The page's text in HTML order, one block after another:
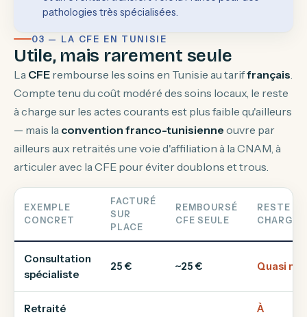
pathologies très spécialisées.
03 — LA CFE EN TUNISIE
Utile, mais rarement seule
La CFE rembourse les soins en Tunisie au tariffrançais.
Compte tenu du coût modéré des soins locaux, le reste
à charge sur les actes courants est plus faible qu'ailleurs
— mais la convention franco-tunisienne ouvre par
ailleurs aux retraités une voie d'affiliation à la CNAM, à
articuler avec la CFE pour éviter doublons et trous.
EXEMPLE
CONCRET
FACTURÉ
SUR
PLACE
REMBOURSÉ
CFE SEULE
RESTE À
CHARGE
Consultation
spécialiste
25 € ~25 € Quasi nul
Retraité
À